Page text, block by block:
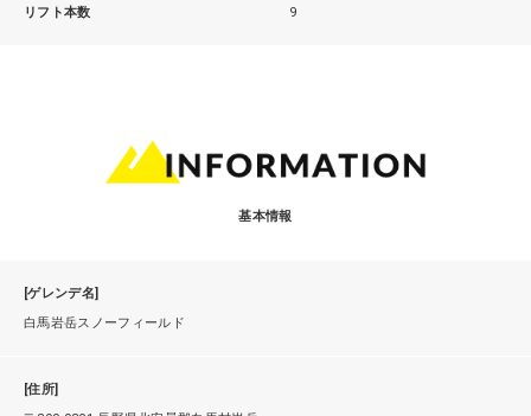
リフト本数 9
基本情報
[ゲレンデ名]
白馬岩岳スノーフィールド
[住所]